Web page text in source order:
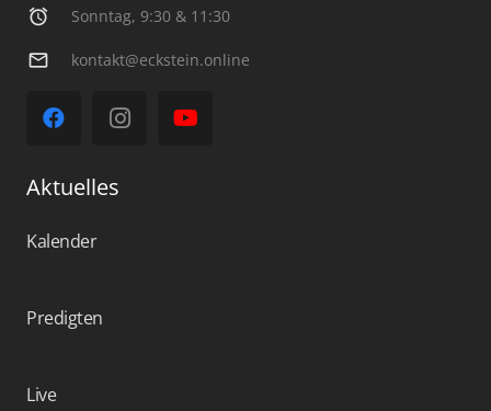
alarm Sonntag, 9:30 & 11:30
mail_outline kontakt@eckstein.online
Aktuelles
Kalender
Predigten
Live